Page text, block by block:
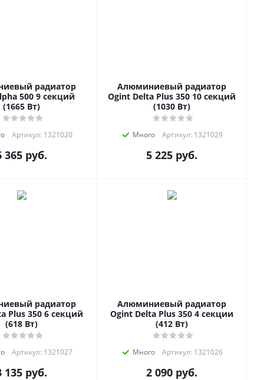
радиатор
500 9 секций
(1665 Вт)
Артикул: 1321020
365 руб.
Алюминиевый радиатор
Ogint Delta Plus 350 10 секций
(1030 Вт)
Много Артикул: 1321029
5 225 руб.
радиатор
Plus 350 6 секций
(618 Вт)
Артикул: 1321027
135 руб.
Алюминиевый радиатор
Ogint Delta Plus 350 4 секции
(412 Вт)
Много Артикул: 1321026
2 090 руб.